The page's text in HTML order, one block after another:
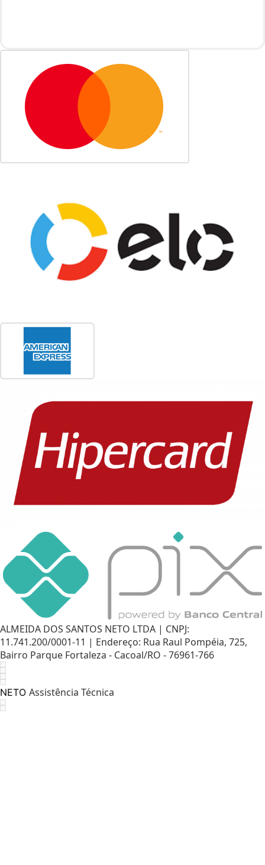
ALMEIDA DOS SANTOS NETO LTDA | CNPJ:
11.741.200/0001-11 | Endereço: Rua Raul Pompéia, 725,
Bairro Parque Fortaleza - Cacoal/RO - 76961-766
NETO Assistência Técnica